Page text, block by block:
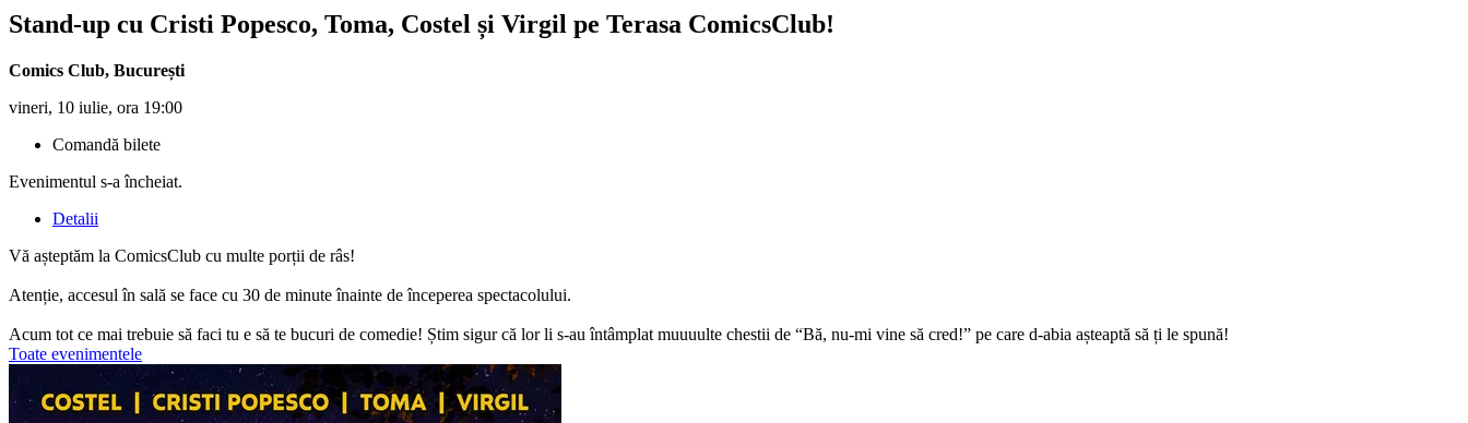
Stand-up cu Cristi Popesco, Toma, Costel și Virgil pe Terasa ComicsClub!
Comics Club, București
vineri, 10 iulie, ora 19:00
Comandă bilete
Evenimentul s-a încheiat.
Detalii
Vă așteptăm la ComicsClub cu multe porții de râs!
Atenție, accesul în sală se face cu 30 de minute înainte de începerea spectacolului.
Acum tot ce mai trebuie să faci tu e să te bucuri de comedie! Știm sigur că lor li s-au întâmplat muuuulte chestii de “Bă, nu-mi vine să cred!” pe care d-abia așteaptă să ți le spună!
Toate evenimentele